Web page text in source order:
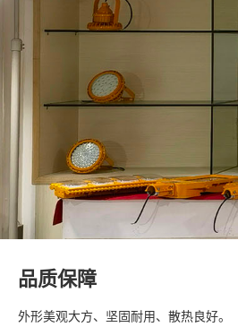
品质保障
外形美观大方、坚固耐用、散热良好。